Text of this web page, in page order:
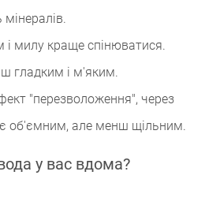
милу краще спінюватися.
гладким і м'яким.
"перезволоження", через
об'ємним, але менш щільним.
у вас вдома?